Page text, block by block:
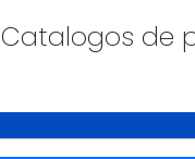
Catalogos de